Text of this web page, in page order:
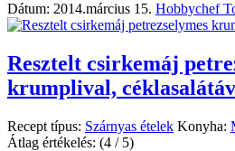
Dátum: 2014.március 15. Hobbychef
Resztelt csirkemáj
krumplival,
Recept típus: Szárnyas ételek Konyha:
Átlag értékelés: (4 / 5)